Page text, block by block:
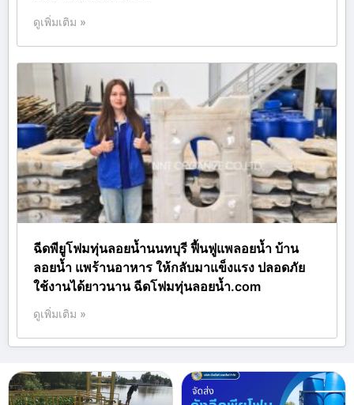
ดูเพิ่มเติม »
ฉีดพียูโฟมทุ่นลอยน้ำนนทบุรี ฟื้นฟูแพลอยน้ำ บ้าน
ลอยน้ำ แพร้านอาหาร ให้กลับมาแข็งแรง ปลอดภัย
ใช้งานได้ยาวนาน ฉีดโฟมทุ่นลอยน้ำ.com
ดูเพิ่มเติม »